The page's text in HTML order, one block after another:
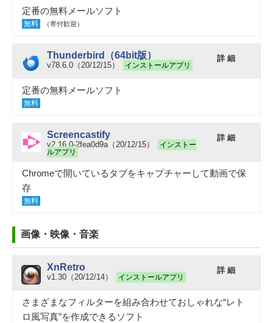
定番の無料メールソフト
無料 （寄付歓迎）
Thunderbird（64bit版）
v78.6.0（20/12/15） インストールアプリ
詳 細
定番の無料メールソフト
無料
Screencastify
v2.16.0-2fea0d9a（20/12/15）
インストー
ルアプリ
詳 細
Chromeで開いているタブをキャプチャーして動画で保
存
無料
画像・映像・音楽
XnRetro
v1.30（20/12/14） インストールアプリ
詳 細
さまざまなフィルターを組み合わせておしゃれな“レト
ロ風写真”を作成できるソフト